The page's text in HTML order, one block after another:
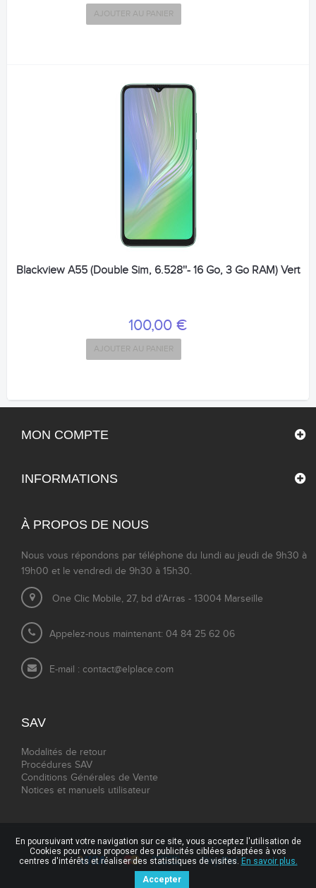
AJOUTER AU PANIER
Blackview A55 (Double Sim, 6.528''- 16 Go, 3 Go RAM) Vert
100,00 €
AJOUTER AU PANIER
MON COMPTE
INFORMATIONS
À PROPOS DE NOUS
Nous vous répondons par téléphone du lundi au jeudi de 9h30 à
19h00 et le vendredi de 9h30 à 15h30.
One Clic Mobile, 27, bd d'Arras - 13004 Marseille
Appelez-nous maintenant: 04 84 25 62 06
E-mail : contact@elplace.com
SAV
Modalités de retour
Procédures SAV
Conditions Générales de Vente
Notices et manuels utilisateur
En poursuivant votre navigation sur ce site, vous acceptez l'utilisation de
Cookies pour vous proposer des publicités ciblées adaptées à vos
centres d'intérêts et réaliser des statistiques de visites. En savoir plus.
Accepter